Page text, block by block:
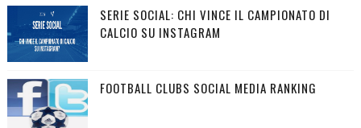
SERIE SOCIAL: CHI VINCE IL CAMPIONATO DI
CALCIO SU INSTAGRAM
FOOTBALL CLUBS SOCIAL MEDIA RANKING